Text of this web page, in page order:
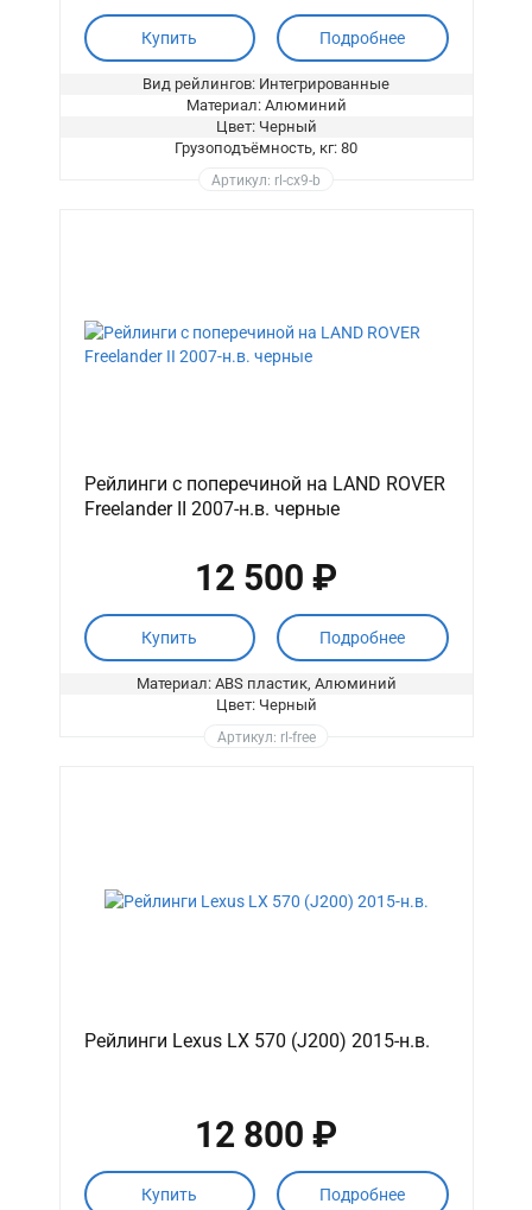
Купить Подробнее
Вид рейлингов: Интегрированные
Материал: Алюминий
Цвет: Черный
Грузоподъёмность, кг: 80
Артикул: rl-cx9-b
Рейлинги с поперечиной на LAND ROVER
Freelander II 2007-н.в. черные
12 500 ₽
Купить Подробнее
Материал: ABS пластик, Алюминий
Цвет: Черный
Артикул: rl-free
Рейлинги Lexus LX 570 (J200) 2015-н.в.
12 800 ₽
Купить Подробнее